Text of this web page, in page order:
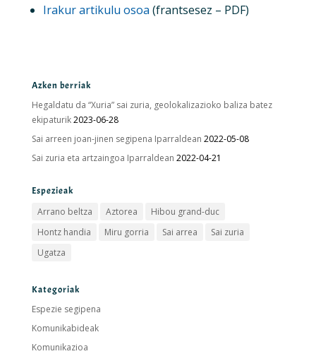
Irakur artikulu osoa (frantsesez – PDF)
Azken berriak
Hegaldatu da “Xuria” sai zuria, geolokalizazioko baliza batez
ekipaturik2023-06-28
Sai arreen joan-jinen segipena Iparraldean 2022-05-08
Sai zuria eta artzaingoa Iparraldean 2022-04-21
Espezieak
Arrano beltza Aztorea
Hibou grand-duc
Hontz handia
Miru gorria Sai arrea
Sai zuria
Ugatza
Kategoriak
Espezie segipena
Komunikabideak
Komunikazioa